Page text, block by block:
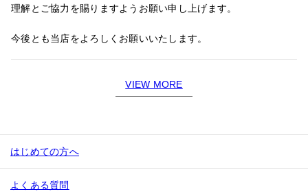
理解とご協力を賜りますようお願い申し上げます。
今後とも当店をよろしくお願いいたします。
VIEW MORE
はじめての方へ
よくある質問